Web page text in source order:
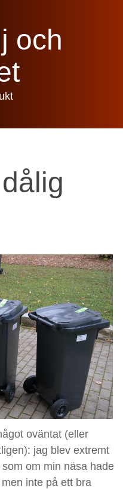
och
oväntat (eller
jag blev extremt
om min näsa hade
inte på ett bra